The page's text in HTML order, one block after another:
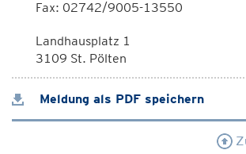
Fax: 02742/9005-13550
Landhausplatz 1
3109 St. Pölten
Meldung als PDF speichern